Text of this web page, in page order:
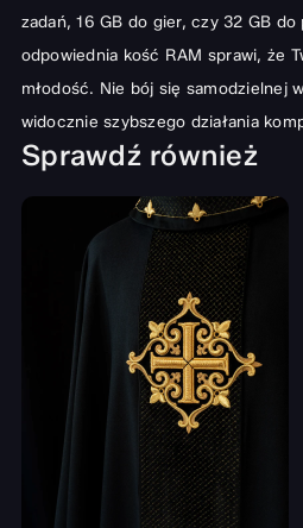
zadań, 16 GB do gier, czy 32 GB do
odpowiednia kość RAM sprawi, że
młodość. Nie bój się samodzielnej
widocznie szybszego działania
Sprawdź również